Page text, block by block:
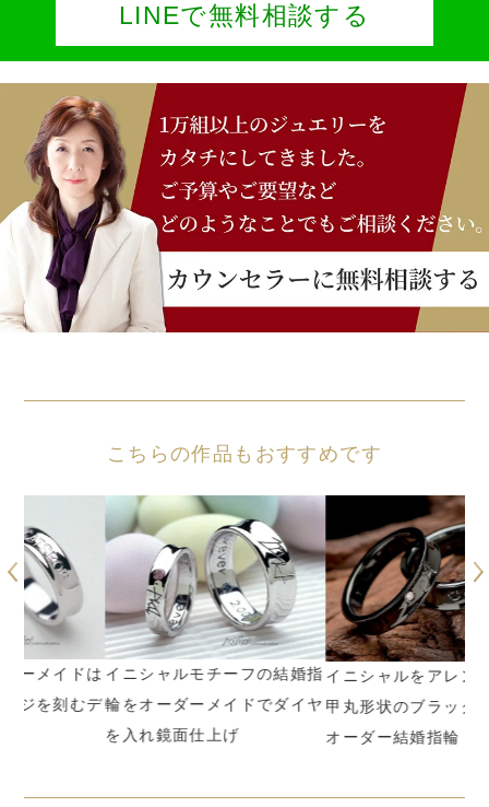
LINEで無料相談する
こちらの作品もおすすめです
イニシャルモチーフの結婚指
輪をオーダーメイドでダイヤ
を入れ鏡面仕上げ
イニシャルをアレンジした逆
甲丸形状のブラックリングは
オーダー結婚指輪